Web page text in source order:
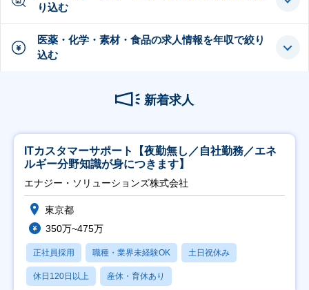
り込む
医薬・化学・素材・食品の求人情報を年収で絞り
込む
新着求人
ITカスタマーサポート【夜勤無し／自社勤務／エネ
ルギー分野知識が身につきます】
エナジー・ソリューションズ株式会社
東京都
350万~475万
正社員採用 職種・業界未経験OK 土日祝休み
休日120日以上 産休・育休あり